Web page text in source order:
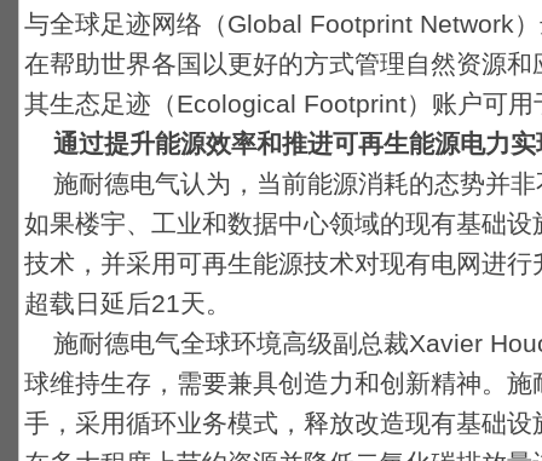
与全球足迹网络（Global Footprint Network
在帮助世界各国以更好的方式管理自然资源
其生态足迹（Ecological Footprint）账户可
通过提升能源效率和推进可再生能源电力
施耐德电气认为，当前能源消耗的态势并
如果楼宇、工业和数据中心领域的现有基础
技术，并采用可再生能源技术对现有电网进
超载日延后21天。
施耐德电气全球环境高级副总裁Xavier
球维持生存，需要兼具创造力和创新精神。
手，采用循环业务模式，释放改造现有基础